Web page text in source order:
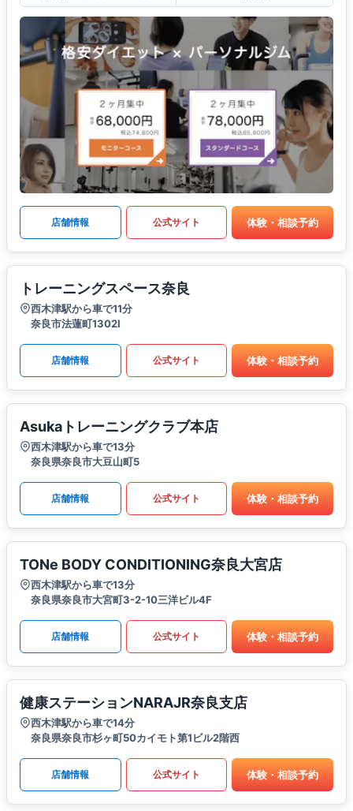
店舗情報 公式サイト 体験・相談予約
トレーニングスペース奈良
西木津駅から車で11分
奈良市法蓮町1302Ⅰ
店舗情報 公式サイト 体験・相談予約
Asukaトレーニングクラブ本店
西木津駅から車で13分
奈良県奈良市大豆山町5
店舗情報 公式サイト 体験・相談予約
TONe BODY CONDITIONING奈良大宮店
西木津駅から車で13分
奈良県奈良市大宮町3-2-10三洋ビル4F
店舗情報 公式サイト 体験・相談予約
健康ステーションNARAJR奈良支店
西木津駅から車で14分
奈良県奈良市杉ヶ町50カイモト第1ビル2階​​西
店舗情報 公式サイト 体験・相談予約